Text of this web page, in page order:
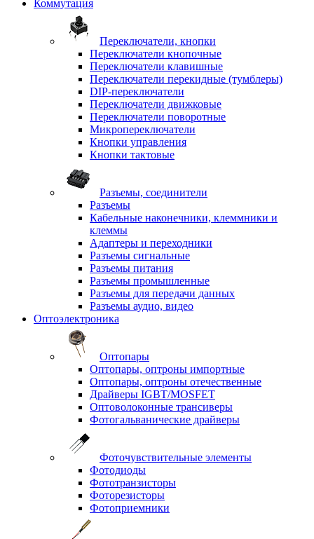
Коммутация
Переключатели, кнопки
Переключатели кнопочные
Переключатели клавишные
Переключатели перекидные (тумблеры)
DIP-переключатели
Переключатели движковые
Переключатели поворотные
Микропереключатели
Кнопки управления
Кнопки тактовые
Разъемы, соединители
Разъемы
Кабельные наконечники, клеммники и
клеммы
Адаптеры и переходники
Разъемы сигнальные
Разъемы питания
Разъемы промышленные
Разъемы для передачи данных
Разъемы аудио, видео
Оптоэлектроника
Оптопары
Оптопары, оптроны импортные
Оптопары, оптроны отечественные
Драйверы IGBT/MOSFET
Оптоволоконные трансиверы
Фотогальванические драйверы
Фоточувствительные элементы
Фотодиоды
Фототранзисторы
Фоторезисторы
Фотоприемники